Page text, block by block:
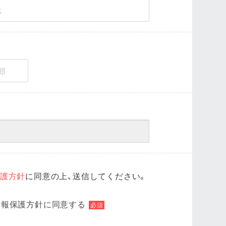
方針に同意の上、送信してください。
保護方針に同意する 必須